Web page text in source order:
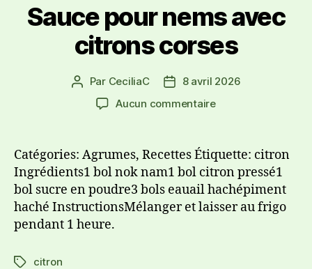
Sauce pour nems avec
citrons corses
Par CeciliaC
8 avril 2026
Aucun commentaire
Catégories: Agrumes, Recettes Étiquette: citron
Ingrédients1 bol nok nam1 bol citron pressé1
bol sucre en poudre3 bols eauail hachépiment
haché InstructionsMélanger et laisser au frigo
pendant 1 heure.
citron